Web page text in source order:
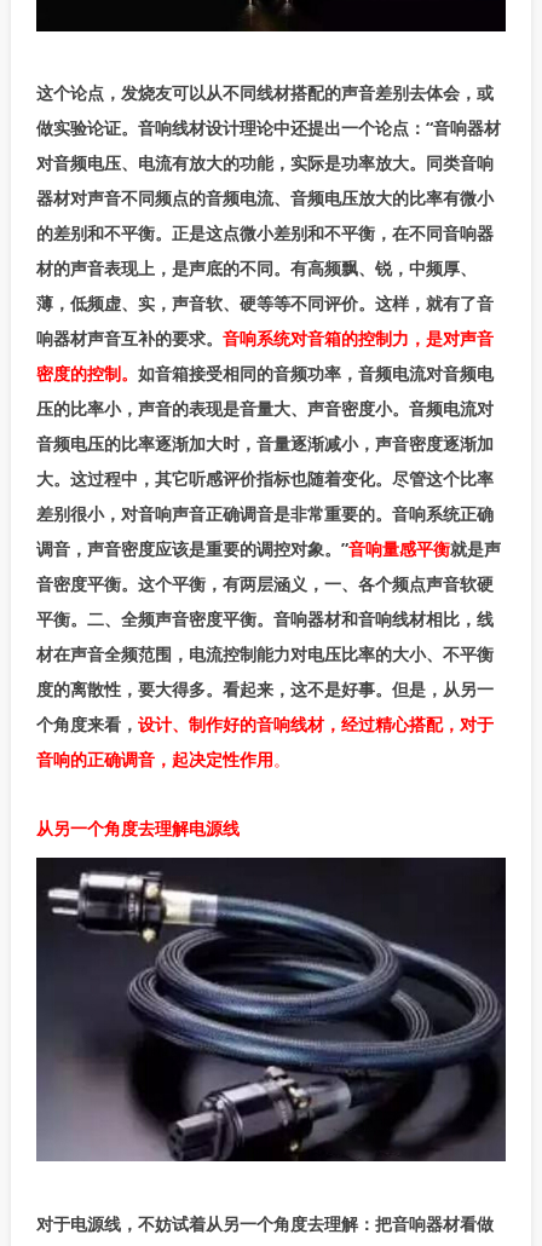
这个论点，发烧友可以从不同线材搭配的声音差别去体会，或
做实验论证。音响线材设计理论中还提出一个论点：“音响器材
对音频电压、电流有放大的功能，实际是功率放大。同类音响
器材对声音不同频点的音频电流、音频电压放大的比率有微小
的差别和不平衡。正是这点微小差别和不平衡，在不同音响器
材的声音表现上，是声底的不同。有高频飘、锐，中频厚、
薄，低频虚、实，声音软、硬等等不同评价。这样，就有了音
响器材声音互补的要求。音响系统对音箱的控制力，是对声音
密度的控制。如音箱接受相同的音频功率，音频电流对音频电
压的比率小，声音的表现是音量大、声音密度小。音频电流对
音频电压的比率逐渐加大时，音量逐渐减小，声音密度逐渐加
大。这过程中，其它听感评价指标也随着变化。尽管这个比率
差别很小，对音响声音正确调音是非常重要的。音响系统正确
调音，声音密度应该是重要的调控对象。”音响量感平衡就是声
音密度平衡。这个平衡，有两层涵义，一、各个频点声音软硬
平衡。二、全频声音密度平衡。音响器材和音响线材相比，线
材在声音全频范围，电流控制能力对电压比率的大小、不平衡
度的离散性，要大得多。看起来，这不是好事。但是，从另一
个角度来看，设计、制作好的音响线材，经过精心搭配，对于
音响的正确调音，起决定性作用。
从另一个角度去理解电源线
对于电源线，不妨试着从另一个角度去理解：把音响器材看做